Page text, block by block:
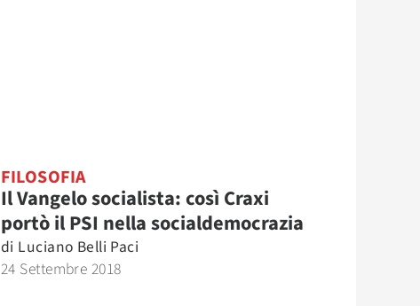
FILOSOFIA
Il Vangelo socialista: così Craxi
portò il PSI nella socialdemocrazia
di Luciano Belli Paci
24 Settembre 2018